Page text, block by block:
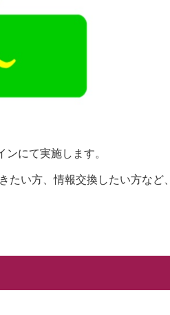
にて実施します。
たい方、情報交換したい方など、